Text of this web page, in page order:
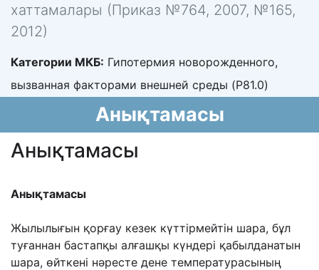
хаттамалары (Приказ №764, 2007, №165,
2012)
Категории МКБ: Гипотермия новорожденного,
вызванная факторами внешней среды (P81.0)
Анықтамасы
Анықтамасы
Анықтамасы
Жылылығын қорғау кезек күттірмейтін шара, бұл
туғаннан бастапқы алғашқы күндері қабылданатын
шара, өйткені нəресте дене температурасының